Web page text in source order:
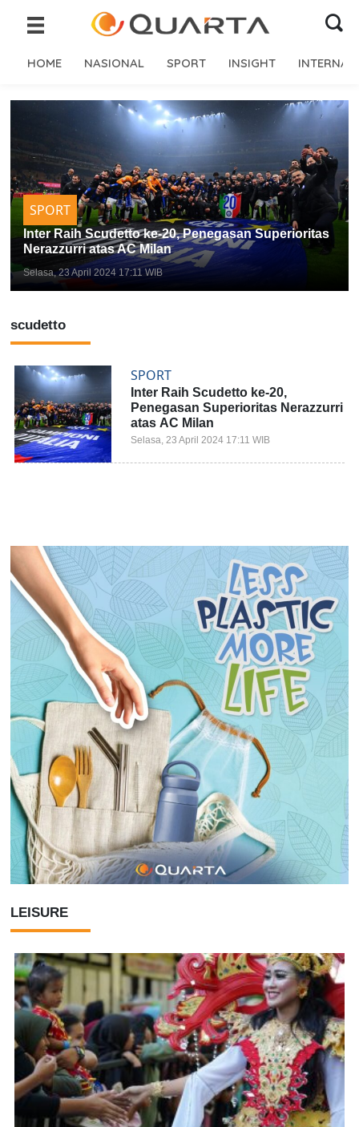
HOME NASIONAL SPORT INSIGHT
SPORT
Inter Raih Scudetto ke-20, Penegasan Superioritas
Nerazzurri atas AC Milan
Selasa, 23 April 2024 17:11 WIB
LEISURE
scudetto
SPORT
Inter Raih Scudetto ke-20,
Penegasan Superioritas Nerazzurri
atas AC Milan
Selasa, 23 April 2024 17:11 WIB